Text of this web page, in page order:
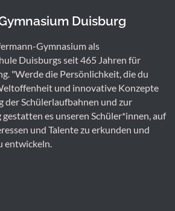
Duisburg
Gymnasium als
Duisburgs seit 465 Jahren für
"Werde die Persönlichkeit, die du
und innovative Konzepte
der Schülerlaufbahnen und zur
es unseren Schüler*innen, auf
und Talente zu erkunden und
entwickeln.